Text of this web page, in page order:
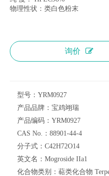
物理性状：类白色粉末
询价
型号： YRM0927
产品品牌： 宝鸡翊瑞
产品编码： YRM0927
CAS No.： 88901-44-4
分子式： C42H72O14
英文名： Mogroside IIa1
化合物类别： 萜类化合物